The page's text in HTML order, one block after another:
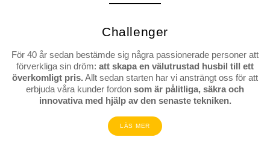
Challenger
För 40 år sedan bestämde sig några passionerade personer att
förverkliga sin dröm: att skapa en välutrustad husbil till ett
överkomligt pris. Allt sedan starten har vi ansträngt oss för att
erbjuda våra kunder fordon som är pålitliga, säkra och
innovativa med hjälp av den senaste tekniken.
LÄS MER